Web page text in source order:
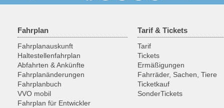
Fahrplan
Fahrplanauskunft
Haltestellenfahrplan
Abfahrten & Ankünfte
Fahrplanänderungen
Fahrplanbuch
VVO mobil
Fahrplan für Entwickler
Tarif & Tickets
Tarif
Tickets
Ermäßigungen
Fahrräder, Sachen, Tiere
Ticketkauf
SonderTickets